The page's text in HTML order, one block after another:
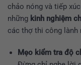
chảo nóng và tiếp
những kinh nghiệm
các thợ thi công
Mẹo kiểm tra độ